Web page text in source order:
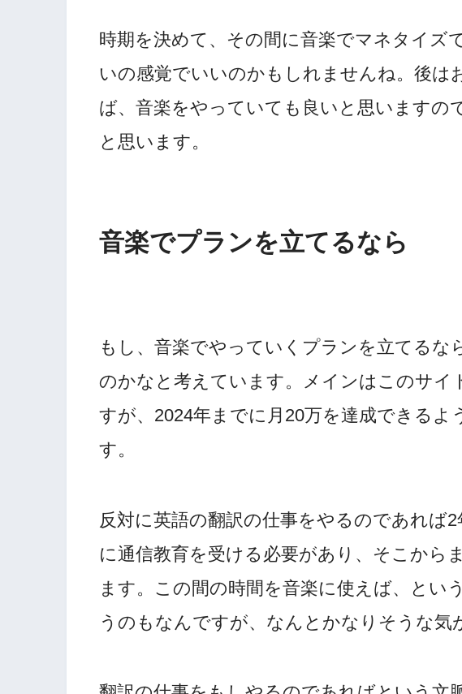
時期を決めて、その間に音楽でマネタイズ
いの感覚でいいのかもしれませんね。後は
ば、音楽をやっていても良いと思いますの
と思います。
音楽でプランを立てるなら
もし、音楽でやっていくプランを立てるな
のかなと考えています。メインはこのサイ
すが、2024年までに月20万を達成できるよ
す。
反対に英語の翻訳の仕事をやるのであれば
に通信教育を受ける必要があり、そこから
ます。この間の時間を音楽に使えば、とい
うのもなんですが、なんとかなりそうな気